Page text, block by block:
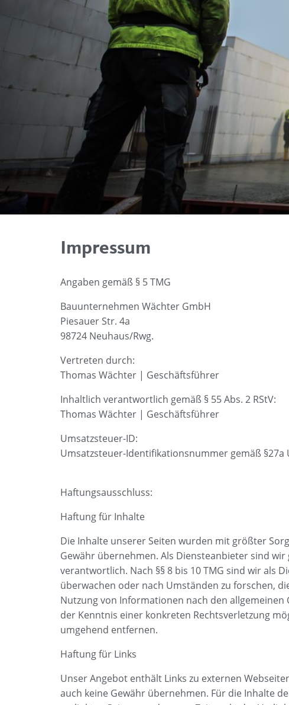
Impressum
Angaben gemäß § 5 TMG
Bauunternehmen Wächter GmbH
Piesauer Str. 4a
98724 Neuhaus/Rwg.
Vertreten durch:
Thomas Wächter | Geschäftsführer
Inhaltlich verantwortlich gemäß § 55 Abs. 2 RStV:
Thomas Wächter | Geschäftsführer
Umsatzsteuer-ID:
Umsatzsteuer-Identifikationsnummer gemäß §27a
Haftungsausschluss:
Haftung für Inhalte
Die Inhalte unserer Seiten wurden mit größter
Gewähr übernehmen. Als Diensteanbieter sind wir
verantwortlich. Nach §§ 8 bis 10 TMG sind wir
überwachen oder nach Umständen zu forschen,
Nutzung von Informationen nach den
der Kenntnis einer konkreten Rechtsverletzung
umgehend entfernen.
Haftung für Links
Unser Angebot enthält Links zu externen
auch keine Gewähr übernehmen. Für die Inhalte